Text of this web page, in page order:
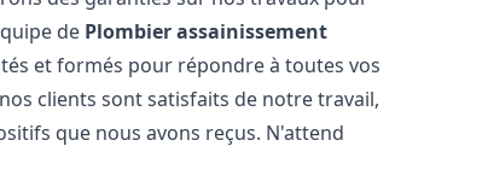
de Plombier assainissement
et formés pour répondre à toutes vos
clients sont satisfaits de notre travail,
que nous avons reçus. N'attend